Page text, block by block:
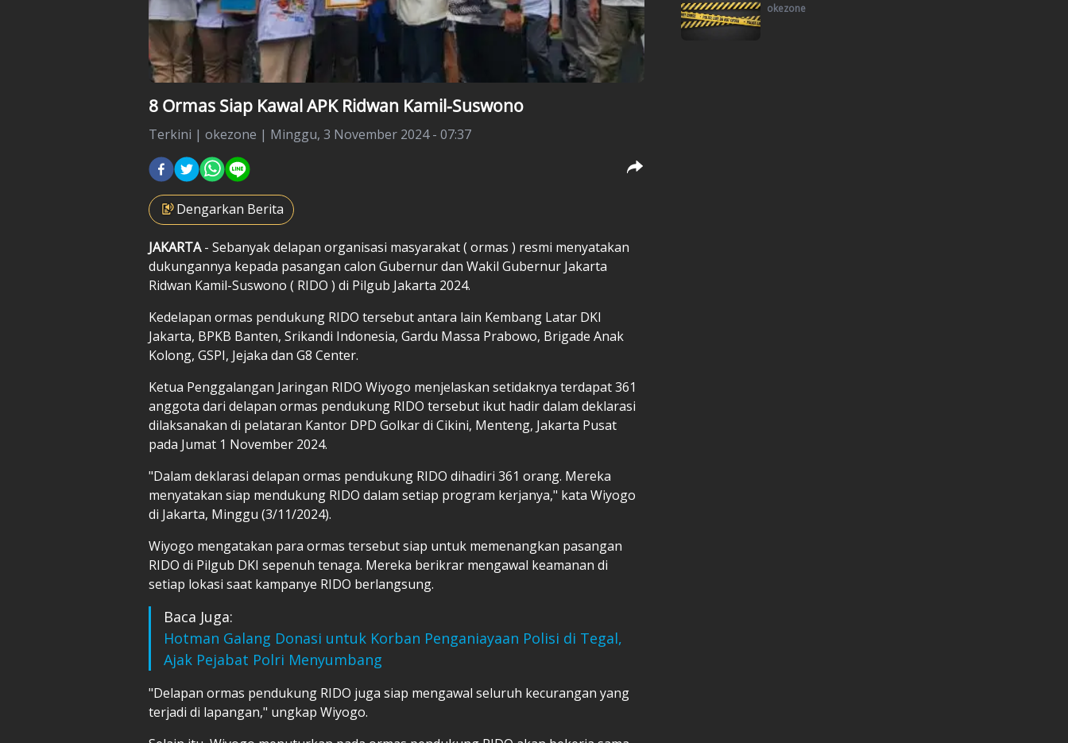
8 Ormas Siap Kawal APK Ridwan Kamil-Suswono
Terkini | okezone | Minggu, 3 November 2024 - 07:37
Dengarkan Berita
JAKARTA- Sebanyak delapan organisasi masyarakat ( ormas ) resmi menyatakan
dukungannya kepada pasangan calon Gubernur dan Wakil Gubernur Jakarta
Ridwan Kamil-Suswono ( RIDO ) di Pilgub Jakarta 2024.
Kedelapan ormas pendukung RIDO tersebut antara lain Kembang Latar DKI
Jakarta, BPKB Banten, Srikandi Indonesia, Gardu Massa Prabowo, Brigade Anak
Kolong, GSPI, Jejaka dan G8 Center.
Ketua Penggalangan Jaringan RIDO Wiyogo menjelaskan setidaknya terdapat 361
anggota dari delapan ormas pendukung RIDO tersebut ikut hadir dalam deklarasi
dilaksanakan di pelataran Kantor DPD Golkar di Cikini, Menteng, Jakarta Pusat
pada Jumat 1 November 2024.
"Dalam deklarasi delapan ormas pendukung RIDO dihadiri 361 orang. Mereka
menyatakan siap mendukung RIDO dalam setiap program kerjanya," kata Wiyogo
di Jakarta, Minggu (3/11/2024).
Wiyogo mengatakan para ormas tersebut siap untuk memenangkan pasangan
RIDO di Pilgub DKI sepenuh tenaga. Mereka berikrar mengawal keamanan di
setiap lokasi saat kampanye RIDO berlangsung.
Baca Juga:
Hotman Galang Donasi untuk Korban Penganiayaan Polisi di Tegal,
Ajak Pejabat Polri Menyumbang
"Delapan ormas pendukung RIDO juga siap mengawal seluruh kecurangan yang
terjadi di lapangan," ungkap Wiyogo.
okezone